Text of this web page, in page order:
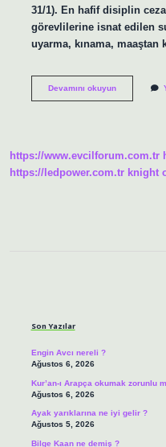
31/1). En hafif disiplin
görevlilerine isnat edilen
uyarma, kınama,
Devamını okuyunDört
Nedir
https://www.evcilforum.com.tr
https://ledpower.com.tr knight
Son Yazılar
Engin Avcı nereli ?
Ağustos 6, 2026
Kur’an-ı Arapça okumak zorunlu
Ağustos 6, 2026
Ayak yarıklarına ne iyi gelir ?
Ağustos 5, 2026
Bilge Kaan ne demiş ?